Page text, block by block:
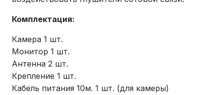
Комплектация:
Камера 1 шт.
Монитор 1 шт.
Антенна 2 шт.
Крепление 1 шт.
Кабель питания 10м. 1 шт. (для камеры)